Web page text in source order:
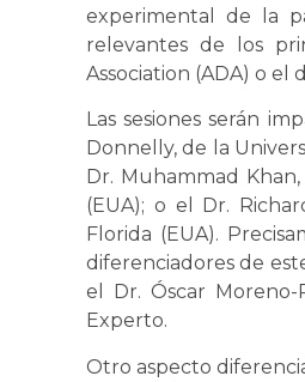
experimental de la
relevantes de los
Association (ADA) o el
Las sesiones serán
Donnelly, de la
Dr. Muhammad
(EUA); o el Dr.
Florida (EUA).
diferenciadores de
el Dr. Óscar
Experto.
Otro aspecto